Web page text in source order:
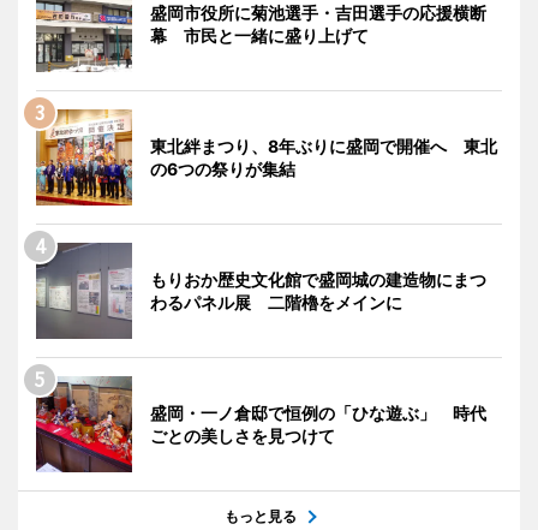
盛岡市役所に菊池選手・吉田選手の応援横断
幕 市民と一緒に盛り上げて
東北絆まつり、8年ぶりに盛岡で開催へ 東北
の6つの祭りが集結
もりおか歴史文化館で盛岡城の建造物にまつ
わるパネル展 二階櫓をメインに
盛岡・一ノ倉邸で恒例の「ひな遊ぶ」 時代
ごとの美しさを見つけて
もっと見る